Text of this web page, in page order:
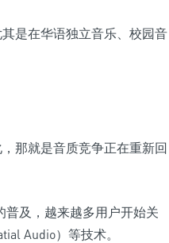
是在华语独立音乐、校园音
那就是音质竞争正在重新回
普及，越来越多用户开始关
Audio）等技术。